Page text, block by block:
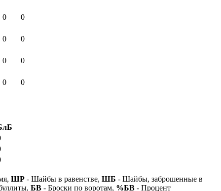
0
0
0
0
0
0
0 0
ШР - Шайбы в равенстве, ШБ - Шайбы, заброшенные в
БВ - Броски по воротам, %БВ - Процент